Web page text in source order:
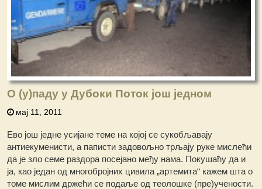
О (у)паду у Дубоки Поток још једном
мај 11, 2011
Ево још једне усијане теме на којој се сукобљавају
антиекуменисти, а паписти задовољно трљају руке мислећи
да је зло семе раздора посејано међу нама. Покушаћу да и
ја, као један од многобројних цивила „артемита“ кажем шта о
томе мислим држећи се подаље од теолошке (пре)учености.